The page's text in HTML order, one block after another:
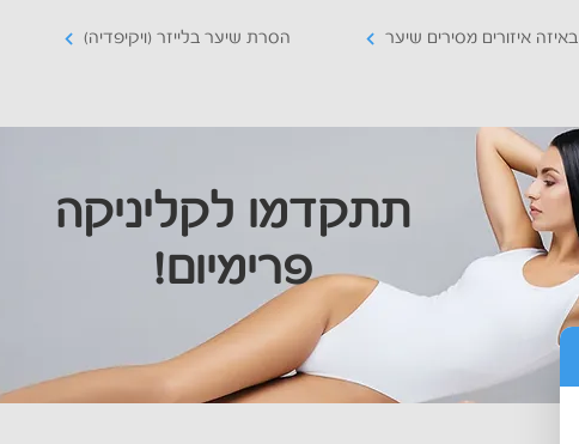
הסרת שיער בלייזר (ויקיפדיה) באיזה איזורים מסירים שיער
תתקדמו לקליניקה
פרימיום!